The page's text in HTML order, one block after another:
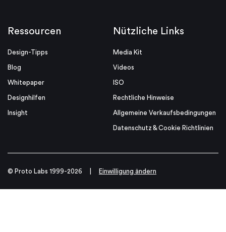
Ressourcen
Design-Tipps
Blog
Whitepaper
Designhilfen
Insight
Nützliche Links
Media Kit
Videos
ISO
Rechtliche Hinweise
Allgemeine Verkaufsbedingungen
Datenschutz & Cookie Richtlinien
© Proto Labs 1999-2026 Einwilligung ändern